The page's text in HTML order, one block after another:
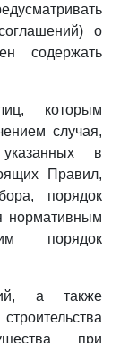
о
содержать
которым
случая,
в
Правил,
порядок
нормативным
порядок
а также
при